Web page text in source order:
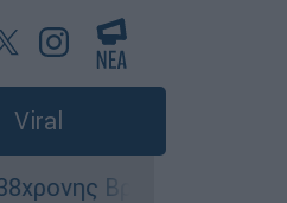
Viral
που